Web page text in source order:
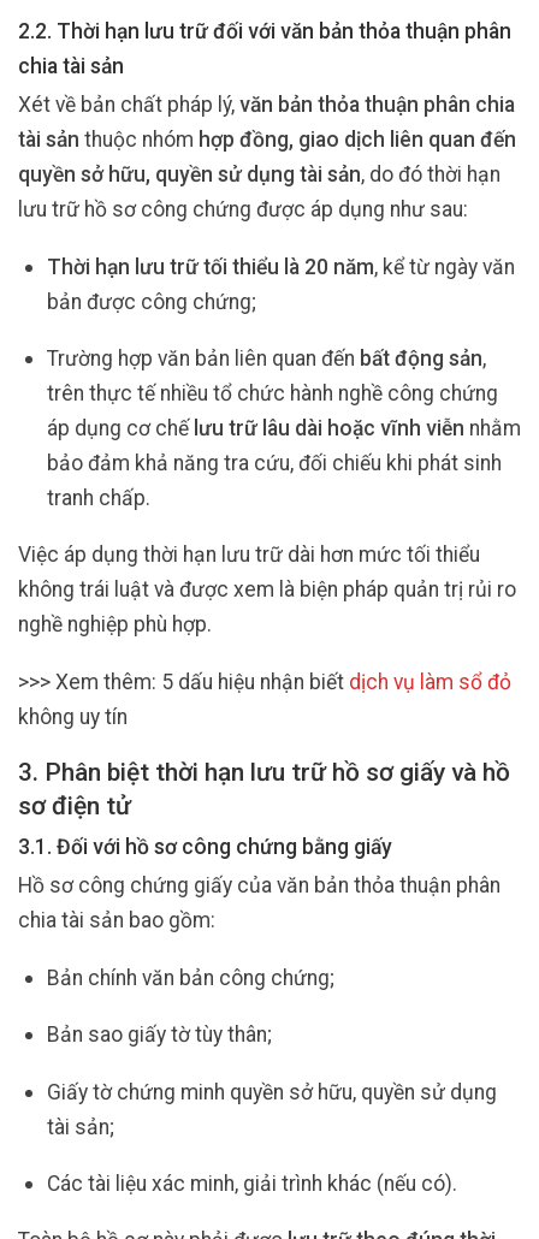
2.2. Thời hạn lưu trữ đối với văn bản thỏa thuận phân
chia tài sản
Xét về bản chất pháp lý, văn bản thỏa thuận phân chia
tài sản thuộc nhóm hợp đồng, giao dịch liên quan đến
quyền sở hữu, quyền sử dụng tài sản, do đó thời hạn
lưu trữ hồ sơ công chứng được áp dụng như sau:
Thời hạn lưu trữ tối thiểu là 20 năm, kể từ ngày văn
bản được công chứng;
Trường hợp văn bản liên quan đến bất động sản,
trên thực tế nhiều tổ chức hành nghề công chứng
áp dụng cơ chế lưu trữ lâu dài hoặc vĩnh viễn nhằm
bảo đảm khả năng tra cứu, đối chiếu khi phát sinh
tranh chấp.
Việc áp dụng thời hạn lưu trữ dài hơn mức tối thiểu
không trái luật và được xem là biện pháp quản trị rủi ro
nghề nghiệp phù hợp.
>>> Xem thêm: 5 dấu hiệu nhận biết dịch vụ làm sổ đỏ
không uy tín
3. Phân biệt thời hạn lưu trữ hồ sơ giấy và hồ
sơ điện tử
3.1. Đối với hồ sơ công chứng bằng giấy
Hồ sơ công chứng giấy của văn bản thỏa thuận phân
chia tài sản bao gồm:
Bản chính văn bản công chứng;
Bản sao giấy tờ tùy thân;
Giấy tờ chứng minh quyền sở hữu, quyền sử dụng
tài sản;
Các tài liệu xác minh, giải trình khác (nếu có).